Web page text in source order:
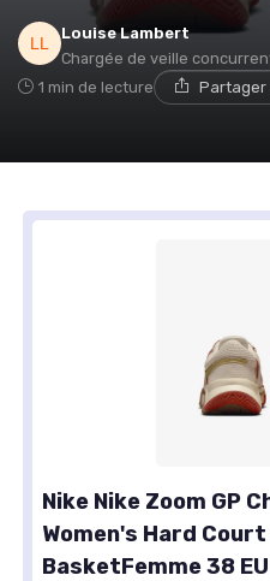
Louise Lambert
Chargée de veille
1 min de lecture Partager
Nike Nike Zoom GP
Women's Hard
BasketFemme 38